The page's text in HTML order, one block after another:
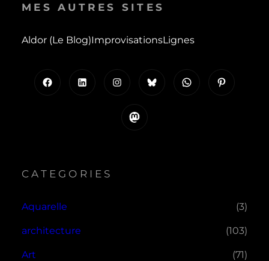
MES AUTRES SITES
Aldor (le Blog)ImprovisationsLignes
Instagram WhatsApp
Mastodon
CATEGORIES
Aquarelle (3)
architecture (103)
Art (71)